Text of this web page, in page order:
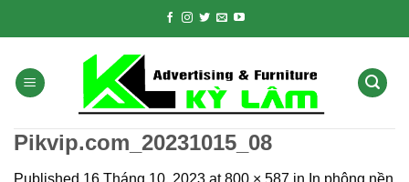
Pikvip.com_20231015_08
Published 16 Tháng 10, 2023 at800 × 587 in In phông nền